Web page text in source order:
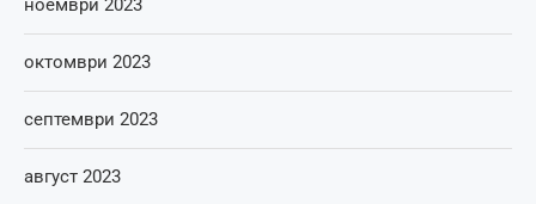
ноември 2023
октомври 2023
септември 2023
август 2023